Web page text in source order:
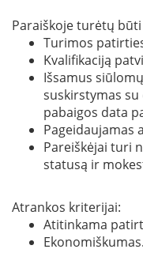
Paraiškoje turėtų
Turimos
Kvalifikaciją
Išsamus
suskirstymas
pabaigos data
Pageidaujamas
Pareiškėjai turi
statusą ir
Atrankos kriterijai:
Atitinkama
Ekonomiškumas.